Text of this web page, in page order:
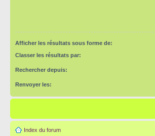
Afficher les résultats sous forme de:
Classer les résultats par:
Rechercher depuis:
Renvoyer les:
Index du forum